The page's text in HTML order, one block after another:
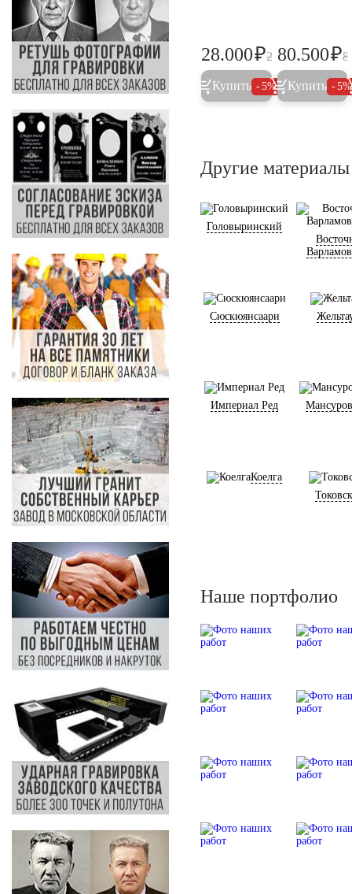
29.500
28.000₽
Купить 5%
80.500₽
Купить 5%
Другие материалы
Головыринский
Сюскюянсаари
Империал Ред
Коелга
Наше портфолио